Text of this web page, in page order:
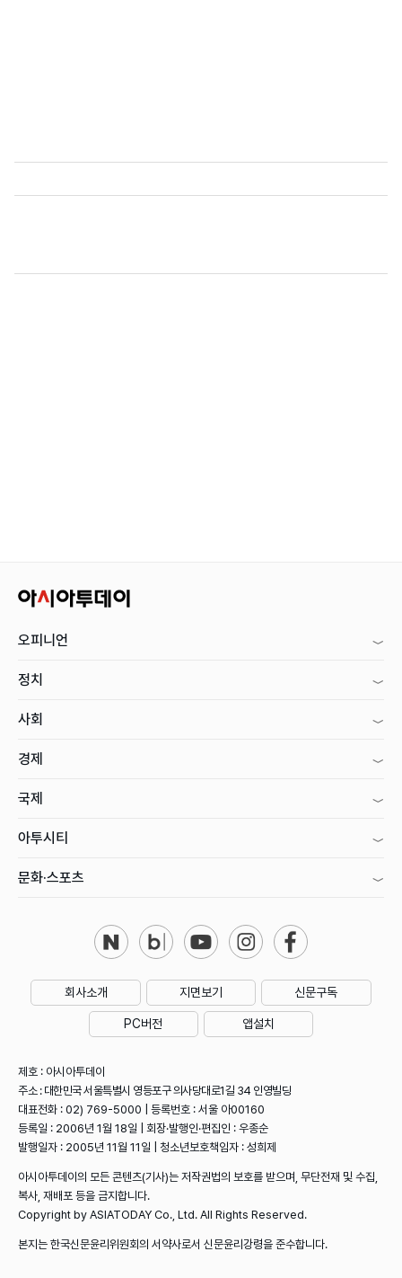
오피니언
정치
사회
경제
국제
아투시티
문화·스포츠
회사소개 지면보기 신문구독
PC버전 앱설치
제호 : 아시아투데이
주소 : 대한민국 서울특별시 영등포구 의사당대로1길 34 인영빌딩
대표전화 : 02) 769-5000 | 등록번호 : 서울 아00160
등록일 : 2006년 1월 18일 | 회장·발행인·편집인 : 우종순
발행일자 : 2005년 11월 11일 | 청소년보호책임자 : 성희제
아시아투데이의 모든 콘텐츠(기사)는 저작권법의 보호를 받으며, 무단전재 및 수집,
복사, 재배포 등을 금지합니다.
Copyright by ASIATODAY Co., Ltd. All Rights Reserved.
본지는 한국신문윤리위원회의 서약사로서 신문윤리강령을 준수합니다.